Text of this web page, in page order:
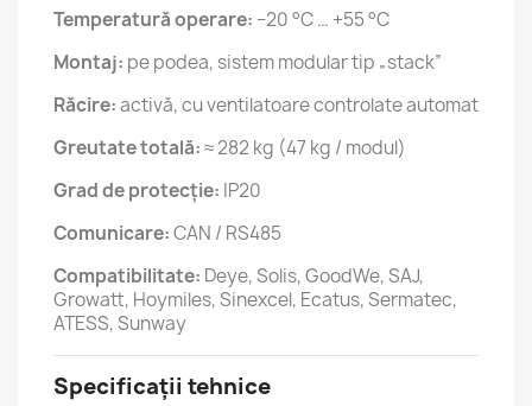
Temperatură operare: −20 °C … +55 °C
Montaj: pe podea, sistem modular tip „stack”
Răcire:activă, cu ventilatoare controlate automat
Greutate totală:≈ 282 kg (47 kg / modul)
Grad de protecție: IP20
Comunicare:CAN / RS485
Compatibilitate: Deye, Solis, GoodWe, SAJ,
Growatt, Hoymiles, Sinexcel, Ecatus, Sermatec,
ATESS, Sunway
Specificații tehnice